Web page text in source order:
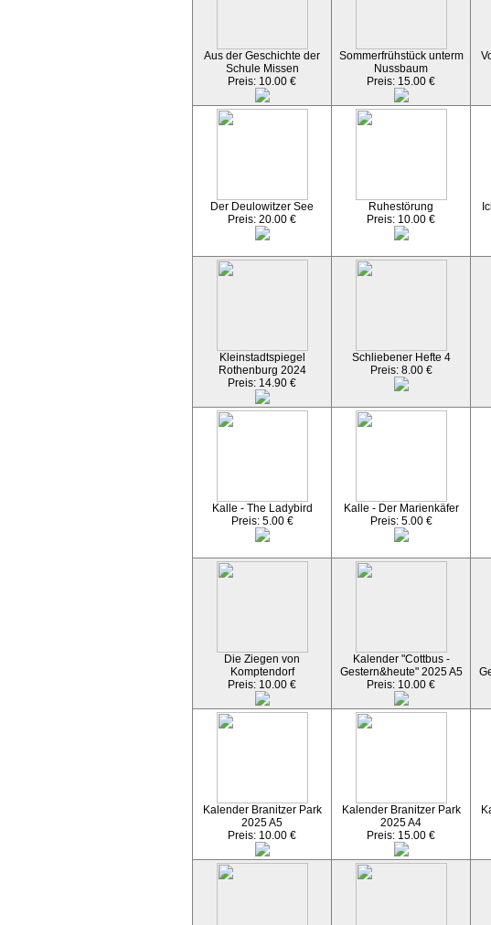
Aus der Geschichte der
Schule Missen
Preis: 10.00 €
Sommerfrühstück unterm
Nussbaum
Preis: 15.00 €
Der Deulowitzer See
Preis: 20.00 €
Ruhestörung
Preis: 10.00 €
Kleinstadtspiegel
Rothenburg 2024
Preis: 14.90 €
Schliebener Hefte 4
Preis: 8.00 €
Kalle - The Ladybird
Preis: 5.00 €
Kalle - Der Marienkäfer
Preis: 5.00 €
Die Ziegen von
Komptendorf
Preis: 10.00 €
Kalender "Cottbus -
Gestern&heute" 2025 A5
Preis: 10.00 €
Kalender Branitzer Park
2025 A5
Preis: 10.00 €
Kalender Branitzer Park
2025 A4
Preis: 15.00 €